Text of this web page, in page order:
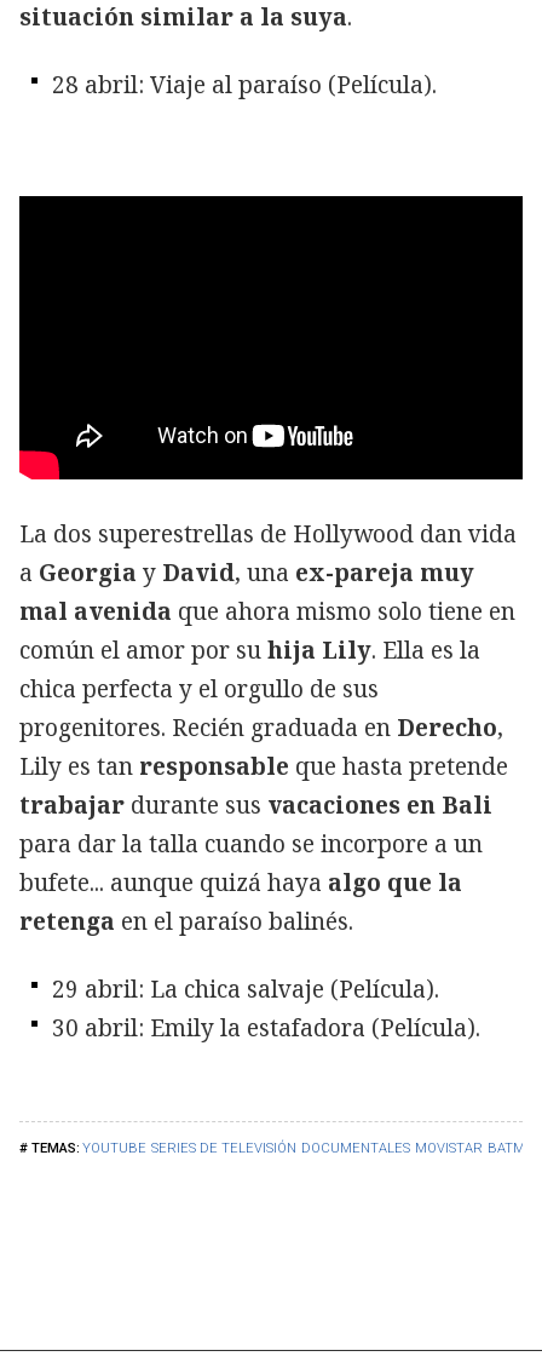
YOUTUBE SERIES DE TELEVISIÓN DOCUMENTALES MOVISTAR BATMAN
situación similar a la suya.
28 abril: Viaje al paraíso (Película).
La dos superestrellas de Hollywood dan vida
a Georgia y David, una ex-pareja muy
mal avenida que ahora mismo solo tiene en
común el amor por suhija Lily. Ella es la
chica perfecta y el orgullo de sus
progenitores. Recién graduada en Derecho,
Lily es tan responsable que hasta pretende
trabajar durante sus vacaciones en Bali
para dar la talla cuando se incorpore a un
bufete... aunque quizá haya algo que la
retenga en el paraíso balinés.
29 abril: La chica salvaje (Película).
30 abril: Emily la estafadora (Película).